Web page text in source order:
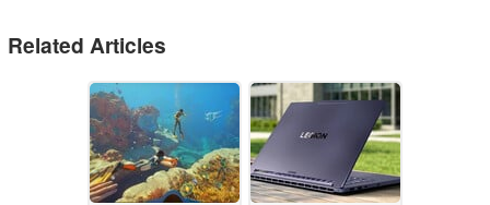
Related Articles